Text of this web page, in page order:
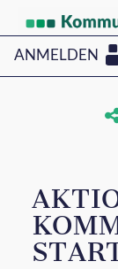
ANMELDEN